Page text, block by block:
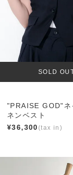
SOLD
"PRAISE GOD"ネ
ネンベスト
¥36,300